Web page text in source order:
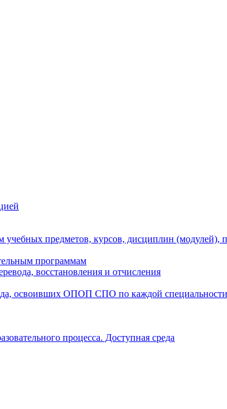
учебных предметов, курсов, дисциплин (модулей),
программам
восстановления и отчисления
освоивших ОПОП СПО по каждой специальности
процесса. Доступная среда